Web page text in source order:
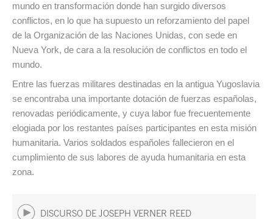
mundo en transformación donde han surgido diversos
conflictos, en lo que ha supuesto un reforzamiento del papel
de la Organización de las Naciones Unidas, con sede en
Nueva York, de cara a la resolución de conflictos en todo el
mundo.
Entre las fuerzas militares destinadas en la antigua Yugoslavia
se encontraba una importante dotación de fuerzas españolas,
renovadas periódicamente, y cuya labor fue frecuentemente
elogiada por los restantes países participantes en esta misión
humanitaria. Varios soldados españoles fallecieron en el
cumplimiento de sus labores de ayuda humanitaria en esta
zona.
DISCURSO DE JOSEPH VERNER REED